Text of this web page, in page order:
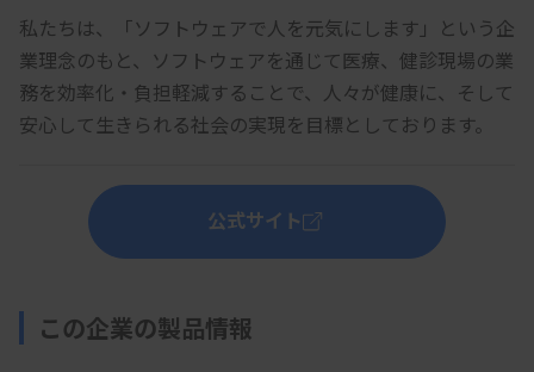
私たちは、「ソフトウェアで人を元気にします」という企
業理念のもと、ソフトウェアを通じて医療、健診現場の業
務を効率化・負担軽減することで、人々が健康に、そして
安心して生きられる社会の実現を目標としております。
公式サイト
この企業の製品情報